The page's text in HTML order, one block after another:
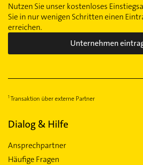
Nutzen Sie unser kostenloses
Sie in nur wenigen Schritten einen
erreichen.
Unternehmen
Transaktion über externe Partner
Dialog & Hilfe
Ansprechpartner
Häufige Fragen